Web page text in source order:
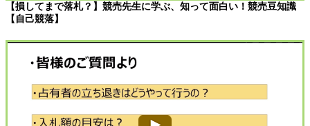
【損してまで落札？】競売先生に学ぶ、知って面白い！競売豆知識
【自己競落】